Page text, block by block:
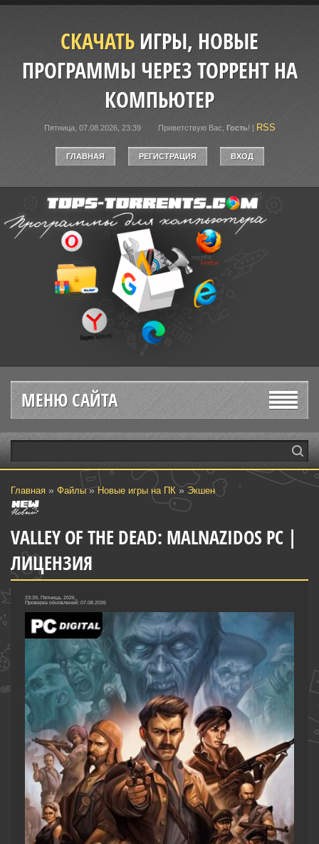
СКАЧАТЬИГРЫ, НОВЫЕ
ПРОГРАММЫ ЧЕРЕЗ ТОРРЕНТ НА
КОМПЬЮТЕР
Пятница, 07.08.2026, 23:39 Приветствую Вас Гость! | RSS
ГЛАВНАЯ РЕГИСТРАЦИЯ ВХОД
МЕНЮ САЙТА
Главная » Файлы»Новые игры на ПК » Экшен
VALLEY OF THE DEAD: MALNAZIDOS PC |
ЛИЦЕНЗИЯ
23:39, Пятница, 2026
Проверка обновлений: 07.08.2026